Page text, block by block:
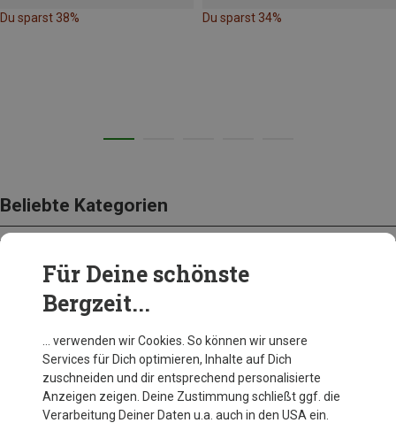
Du sparst 38% Du sparst 34%
Beliebte Kategorien
BEKLEIDUNG
Für Deine schönste
Bergzeit...
… verwenden wir Cookies. So können wir unsere
Services für Dich optimieren, Inhalte auf Dich
zuschneiden und dir entsprechend personalisierte
Anzeigen zeigen. Deine Zustimmung schließt ggf. die
Verarbeitung Deiner Daten u.a. auch in den USA ein.